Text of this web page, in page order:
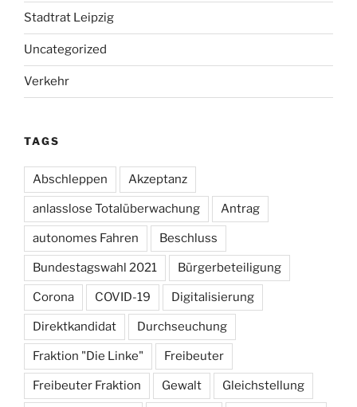
Stadtrat Leipzig
Uncategorized
Verkehr
TAGS
Abschleppen Akzeptanz
anlasslose Totalüberwachung Antrag
autonomes Fahren Beschluss
Bundestagswahl 2021 Bürgerbeteiligung
Corona COVID-19 Digitalisierung
Direktkandidat Durchseuchung
Fraktion "Die Linke" Freibeuter
Freibeuter Fraktion Gewalt Gleichstellung